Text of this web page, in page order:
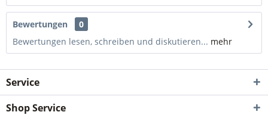
Bewertungen
0
Bewertungen lesen, schreiben und diskutieren... mehr
Service
Shop Service